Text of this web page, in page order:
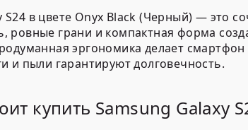
S24 в цвете Onyx Black (Черный) — это
ровные грани и компактная форма
эргономика делает
и пыли гарантируют долговечность.
купить Samsung Galaxy